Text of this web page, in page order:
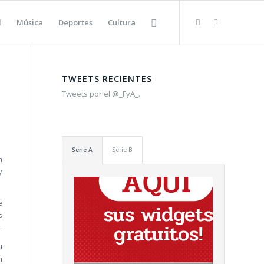
Música Deportes Cultura
TWEETS RECIENTES
Tweets por el @_FyA_.
Serie A Serie B